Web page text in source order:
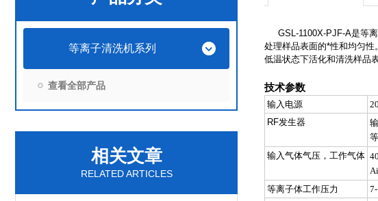
等离子清洗机系列
查看全部产品
相关文章
RELATED ARTICLES
GSL-1100X-PJF-A是等离
处理样品表面的*性和均匀
低温状态下活化和清洗样品
技术参数
输入电源
RF发生器
输入气体气压，工作气体
等离子体工作压力